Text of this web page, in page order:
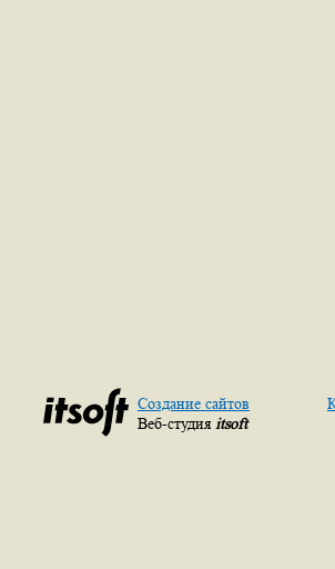
Создание сайтов
Веб-студия itsoft